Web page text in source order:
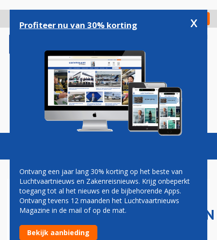
gaan
Check in
Magazine Podcasts Vacatures
PILOTEN ONDERSTEUNEN
HERSTRUCTURERINGSPLANNEN
US AIRWAYS PLAN
Profiteer nu van 30% korting x
Ontvang een jaar lang 30% korting op het beste van
Luchtvaartnieuws en Zakenreisnieuws. Krijg onbeperkt
toegang tot al het nieuws en de bijbehorende Apps.
Ontvang tevens 12 maanden het Luchtvaartnieuws
Magazine in de mail of op de mat.
Bekijk aanbieding